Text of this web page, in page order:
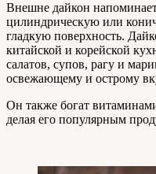
Внешне дайкон
цилиндрическую или
гладкую поверхность.
китайской и корейской
салатов, супов, рагу и
освежающему и острому
Он также богат
делая его популярным